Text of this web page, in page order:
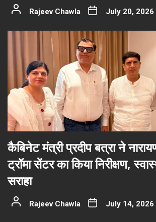
Rajeev Chawla July 20, 2026
कैबिनेट मंत्री प्रदीप बत्रा ने
ट्रॉमा सेंटर का किया निरीक्षण,
सराहा
Rajeev Chawla July 14, 2026